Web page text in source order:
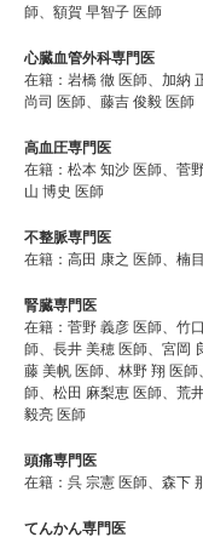
師、額賀 早智子 医師
心臓血管外科専門医
在籍：岩橋 徹 医師、加納
尚司 医師、藤吉 俊毅 医師
高血圧専門医
在籍：松本 知沙 医師、菅
山 博史 医師
不整脈専門医
在籍：高田 康之 医師、楠
腎臓専門医
在籍：菅野 義彦 医師、竹
師、長井 美穂 医師、宮岡
藤 美帆 医師、林野 翔 医
師、松田 麻梨恵 医師、荒
毅亮 医師
頭痛専門医
在籍：呉 宗憲 医師、森下
てんかん専門医